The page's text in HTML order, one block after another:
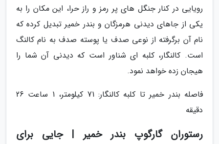
رویایی در کنار جنگل های پر رمز و راز حرا، این مکان را به
یکی از جاهای دیدنی هرمزگان و بندر خمیر تبدیل کرده که
نام آن برگرفته از نوعی صدف یا پوسته صدف به نام کالنگ
است. کالنگار، کلبه ای شناور است که دیدنی آن شما را
هیجان زده خواهد نمود.
فاصله بندر خمیر تا کلبه کالنگار: 71 کیلومتر، 1 ساعت 26
دقیقه
رستوران گارگوپ بندر خمیر | جایی برای